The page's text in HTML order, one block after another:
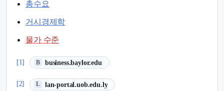
총수요
거시경제학
물가 수준
[1] B business.baylor.edu
(새 탭에서 열림)
[2] L lan-portal.uob.edu.ly
(새 탭에서 열림)